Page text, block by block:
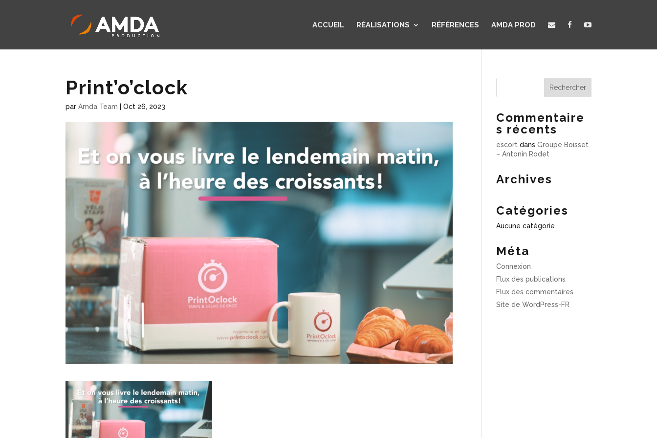
ACCUEIL RÉALISATIONS RÉFÉRENCES AMDA PROD
Print’o’clock
parAmda Team |Oct 26, 2023
Commentaire
s récents
escort dansGroupe Boisset
– Antonin Rodet
Archives
Catégories
Aucune catégorie
Méta
Connexion
Flux des publications
Flux des commentaires
Site de WordPress-FR